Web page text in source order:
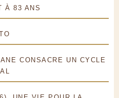
À 83 ANS
CONSACRE UN CYCLE